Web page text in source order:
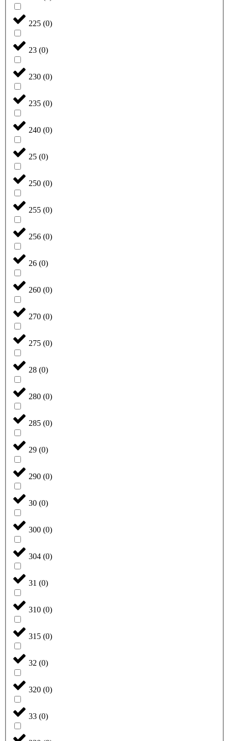
225 (0)
23 (0)
230 (0)
235 (0)
240 (0)
25 (0)
250 (0)
255 (0)
256 (0)
26 (0)
260 (0)
270 (0)
275 (0)
28 (0)
280 (0)
285 (0)
29 (0)
290 (0)
30 (0)
300 (0)
304 (0)
31 (0)
310 (0)
315 (0)
32 (0)
320 (0)
33 (0)